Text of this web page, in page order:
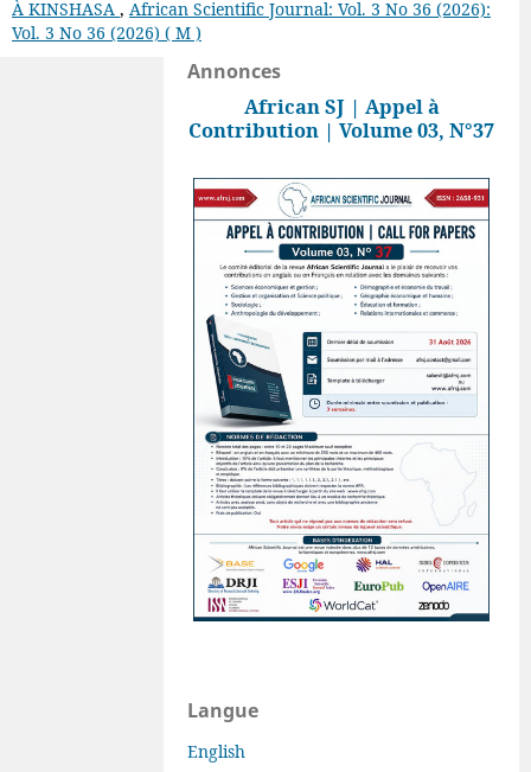
À KINSHASA , African Scientific Journal: Vol. 3 No 36 (2026):
Vol. 3 No 36 (2026) ( M )
Annonces
African SJ | Appel à
Contribution | Volume 03, N°37
Langue
English